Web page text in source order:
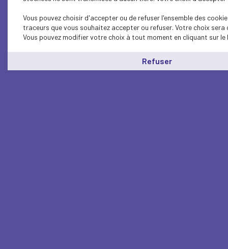
Vous pouvez choisir d'accepter ou de refuser l'ensemble des
traceurs que vous souhaitez accepter ou refuser. Votre choix
Vous pouvez modifier votre choix à tout moment en cliquant sur le
Refuser